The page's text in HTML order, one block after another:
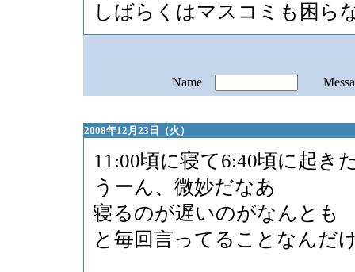
しばらくはマスコミも困ら
Name
2008年12月23日（火）
11:00頃に寝て6:40頃に起き
うーん、微妙だなあ
寝るのが遅いのがなんとも
と毎回言ってることなん